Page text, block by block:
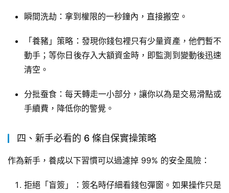
瞬間洗劫：拿到權限的一秒鐘內，直接搬空。
「養豬」策略：發現你錢包裡只有少量資產，他們暫不
動手；等你日後存入大額資金時，即監測到變動後迅速
清空。
分批蚕食：每天轉走一小部分，讓你以為是交易滑點或
手續費，降低你的警覺。
四、新手必看的 6 條自保實操策略
作為新手，養成以下習慣可以過濾掉 99% 的安全風險：
拒絕「盲簽」：簽名時仔細看錢包彈窗。如果操作只是